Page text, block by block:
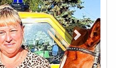
фото